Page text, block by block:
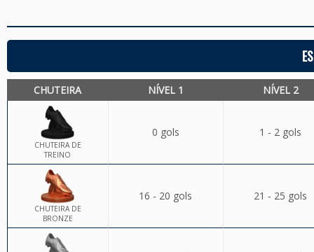
CHUTEIRA NÍVEL 1 NÍVEL 2
CHUTEIRA DE
TREINO
0 gols 1 - 2 gols
CHUTEIRA DE
BRONZE
16 - 20 gols 21 - 25 gols